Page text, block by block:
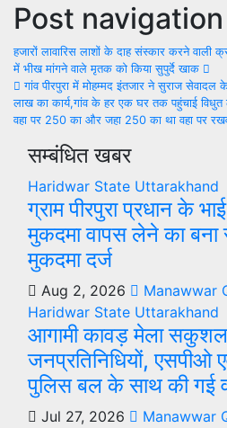
Post navigation
हजारों लावारिस लाशों के दाह संस्कार करने वाली
में भीख मांगने वाले मृतक को किया सुपुर्दे खाक
गांव पीरपुरा में मोहम्मद इंतजार ने सुराज
लाख का कार्य,गांव के हर एक घर तक पहुंचाई विधुत
वहा पर 250 का और जहा 250 का था वहा पर
सम्बंधित खबर
Haridwar State Uttarakhand
ग्राम पीरपुरा प्रधान के
मुकदमा वापस लेने का बना
मुकदमा दर्ज
Aug 2, 2026
Manawwar
Haridwar State Uttarakhand
आगामी कावड़ मेला
जनप्रतिनिधियों,
पुलिस बल के साथ की गई
Jul 27, 2026
Manawwar